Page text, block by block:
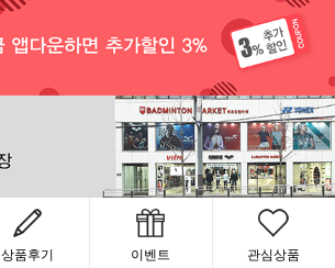
상품후기 이벤트 관심상품